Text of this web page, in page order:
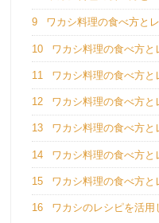
9 ワカシ料理の食べ方と
10 ワカシ料理の食べ方と
11 ワカシ料理の食べ方
12 ワカシ料理の食べ方と
13 ワカシ料理の食べ方と
14 ワカシ料理の食べ方
15 ワカシ料理の食べ方
16 ワカシのレシピを活用